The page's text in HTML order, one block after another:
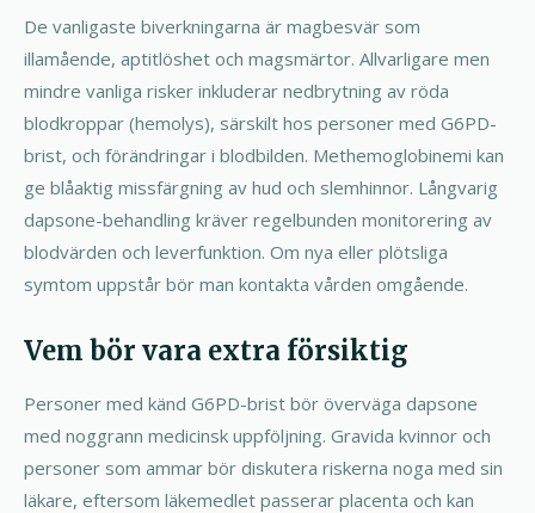
De vanligaste biverkningarna är magbesvär som
illamående, aptitlöshet och magsmärtor. Allvarligare men
mindre vanliga risker inkluderar nedbrytning av röda
blodkroppar (hemolys), särskilt hos personer med G6PD-
brist, och förändringar i blodbilden. Methemoglobinemi kan
ge blåaktig missfärgning av hud och slemhinnor. Långvarig
dapsone-behandling kräver regelbunden monitorering av
blodvärden och leverfunktion. Om nya eller plötsliga
symtom uppstår bör man kontakta vården omgående.
Vem bör vara extra försiktig
Personer med känd G6PD-brist bör överväga dapsone
med noggrann medicinsk uppföljning. Gravida kvinnor och
personer som ammar bör diskutera riskerna noga med sin
läkare, eftersom läkemedlet passerar placenta och kan